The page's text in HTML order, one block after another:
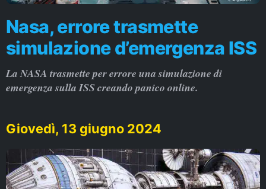
Nasa, errore trasmette
simulazione d’emergenza ISS
La NASA trasmette per errore una simulazione di
emergenza sulla ISS creando panico online.
Giovedì, 13 giugno 2024